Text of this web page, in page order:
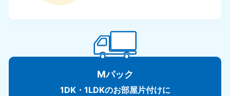
Mパック
1DK・1LDKのお部屋片付けに